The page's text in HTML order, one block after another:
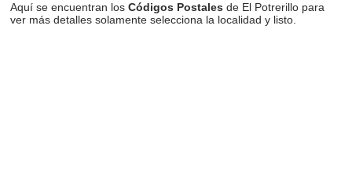
Aquí se encuentran los Códigos Postales de El Potrerillo para
ver más detalles solamente selecciona la localidad y listo.